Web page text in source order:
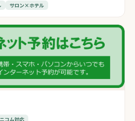
サロン×ホテル
コム対応